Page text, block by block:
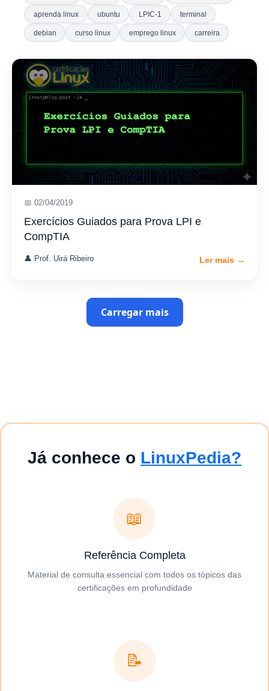
aprenda linux ubuntu LPIC-1 terminal
debian curso linux emprego linux carreira
📅 02/04/2019
Exercícios Guiados para Prova LPI e
CompTIA
👤 Prof. Uirá Ribeiro Ler mais →
Carregar mais
Já conhece o LinuxPedia?
📖
Referência Completa
Material de consulta essencial com todos os tópicos das
certificações em profundidade
📝